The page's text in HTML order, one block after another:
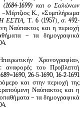
(1684-1699) και ο Σαλώνων
–Μέρτζιος Κ., «Συμπλήρωμα
ΕΣΤΙΑ, Τ. 6 (1957), σ. 492-
Ναύπακτος και η περιοχή
– τα δημογραφικά
Χρονογραφία»,
του Προβλεπτή
26-5-1690, 16-2-1691
και στην περιοχή της
Ναύπακτος και η
– τα δημογραφικά